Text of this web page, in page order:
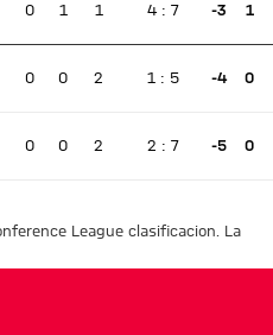
0 1 1 4 : 7 -3 1
0 0 2 1 : 5 -4 0
0 0 2 2 : 7 -5 0
League clasificacion. La